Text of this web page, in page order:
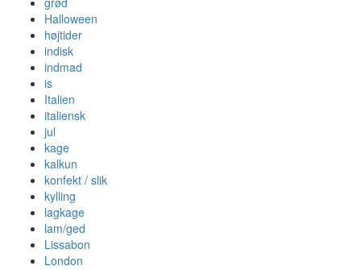
Halloween
højtider
indisk
indmad
is
Italien
italiensk
jul
kage
kalkun
konfekt / slik
kylling
lagkage
lam/ged
Lissabon
London